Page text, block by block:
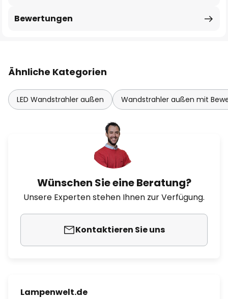
Bewertungen
Ähnliche Kategorien
LED Wandstrahler außen Wandstrahler außen mit
Wünschen Sie eine Beratung?
Unsere Experten stehen Ihnen zur Verfügung.
Kontaktieren Sie uns
Lampenwelt.de